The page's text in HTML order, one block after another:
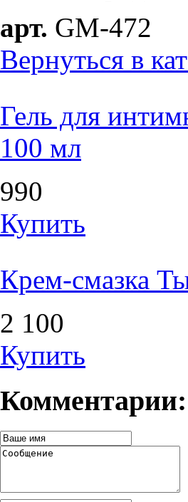
арт. GM-472
Вернуться в
Гель для
100 мл
990
Купить
Крем-смазка
2 100
Купить
Комментарии: